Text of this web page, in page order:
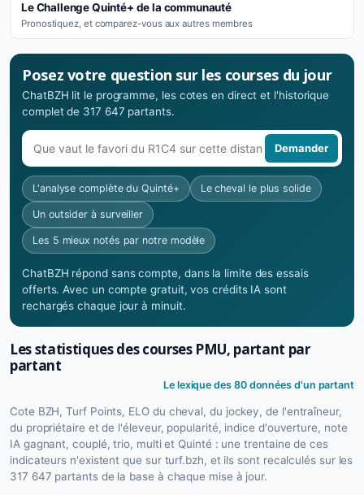
Le Challenge Quinté+ de la communauté
Pronostiquez, et comparez-vous aux autres membres
Posez votre question sur les courses du jour
ChatBZH lit le programme, les cotes en direct et l'historique
complet de 317 647 partants.
Demander
L'analyse complète du Quinté+ Le cheval le plus solide
Un outsider à surveiller
Les 5 mieux notés par notre modèle
ChatBZH répond sans compte, dans la limite des essais
offerts. Avec un compte gratuit, vos crédits IA sont
rechargés chaque jour à minuit.
Les statistiques des courses PMU, partant par
partant
Le lexique des 80 données d'un partant
Cote BZH, Turf Points, ELO du cheval, du jockey, de l'entraîneur,
du propriétaire et de l'éleveur, popularité, indice d'ouverture, note
IA gagnant, couplé, trio, multi et Quinté : une trentaine de ces
indicateurs n'existent que sur turf.bzh, et ils sont recalculés sur les
317 647 partants de la base à chaque mise à jour.